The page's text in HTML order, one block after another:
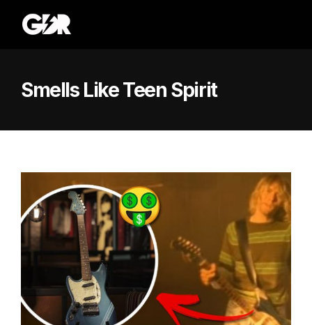
Smells Like Teen Spirit